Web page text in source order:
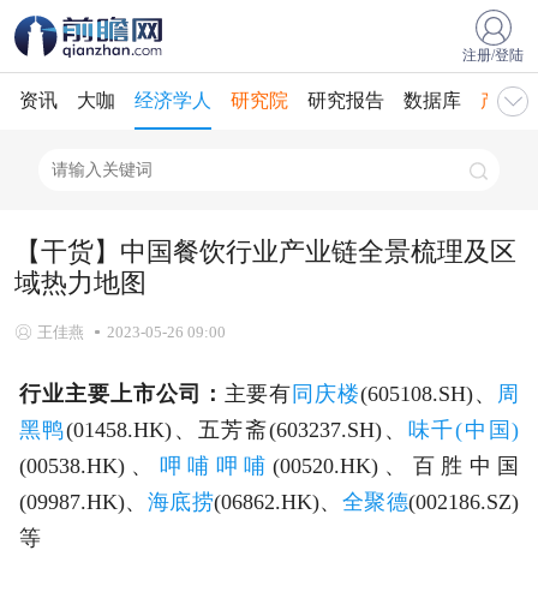
注册/登陆
资讯 大咖 经济学人 研究院 研究报告 数据库 产业
【干货】中国餐饮行业产业链全景梳理及区
域热力地图
王佳燕 2023-05-26 09:00
行业主要上市公司： 主要有 同庆楼(605108.SH)、 周
黑鸭(01458.HK)、五芳斋(603237.SH)、 味千(中国)
(00538.HK)、 呷哺呷哺 (00520.HK)、百胜中国
(09987.HK)、 海底捞(06862.HK)、 全聚德(002186.SZ)
等